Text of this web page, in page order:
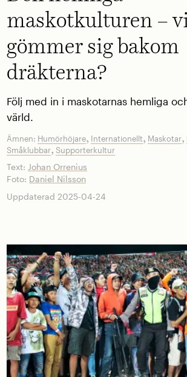
maskotkulturen –
gömmer sig bakom
dräkterna?
Följ med in i maskotarnas hemliga
värld.
Ämnen: Humörhöjare, Internationellt, Maskotar,
Småklubbar,Supporterkultur
Text: Johan Orrenius
Foto: Daniel Nilsson
Uppdaterad 2025-04-24